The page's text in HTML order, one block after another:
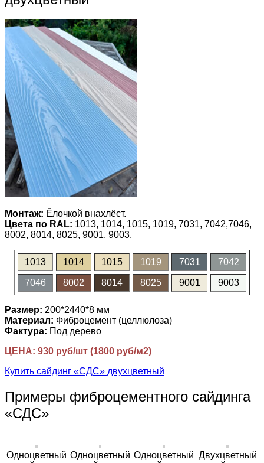
Монтаж: Ёлочкой внахлёст.
Цвета по RAL: 1013, 1014, 1015, 1019, 7031, 7042,7046,
8002, 8014, 8025, 9001, 9003.
1013 1014 1015 1019 7031 7042
7046 8002 8014 8025 9001 9003
Размер: 200*2440*8 мм
Материал: Фиброцемент (целлюлоза)
Фактура: Под дерево
ЦЕНА: 930 руб/шт (1800 руб/м2)
Купить сайдинг «СДС» двухцветный
Примеры фиброцементного сайдинга
«СДС»
Одноцветный Одноцветный Одноцветный Двухцветный